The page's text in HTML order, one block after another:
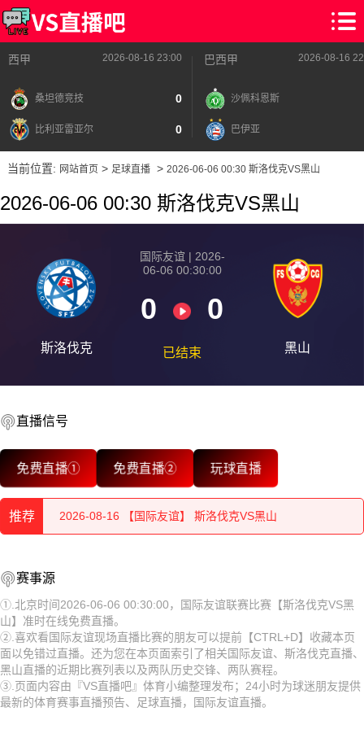
西甲 2026-08-16 23:00
桑坦德竞技 0
比利亚雷亚尔 0
巴西甲 2026-08-16
沙佩科恩斯
巴伊亚
当前位置: 网站首页> 足球直播> 2026-06-06 00:30 斯洛伐克VS黑山
2026-06-06 00:30 斯洛伐克VS黑山
斯洛伐克
国际友谊 | 2026-
06-06 00:30:00
0 0
已结束 黑山
直播信号
免费直播① 免费直播② 玩球直播
推荐
2026-08-16 【国际友谊】 斯洛伐克VS黑山
2026-08-16 【国际友谊】 斯洛伐克VS黑山
2026-08-16 【国际友谊】 斯洛伐克VS黑山
2026-08-16 【国际友谊】 斯洛伐克VS黑山
2026-08-16 【国际友谊】 斯洛伐克VS黑山
2026-08-16 【国际友谊】 斯洛伐克VS黑山
2026-08-16 【国际友谊】 斯洛伐克VS黑山
2026-08-16 【国际友谊】 斯洛伐克VS黑山
赛事源
①.北京时间2026-06-06 00:30:00，国际友谊联赛比赛【斯洛伐克VS黑
山】准时在线免费直播。
②.喜欢看国际友谊现场直播比赛的朋友可以提前【CTRL+D】收藏本页
面以免错过直播。还为您在本页面索引了相关国际友谊、斯洛伐克直播、
黑山直播的近期比赛列表以及两队历史交锋、两队赛程。
③.页面内容由『VS直播吧』体育小编整理发布；24小时为球迷朋友提供
最新的体育赛事直播预告、足球直播，国际友谊直播。